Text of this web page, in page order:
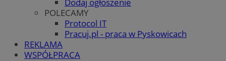
POLECAMY
Protocol IT
Pracuj.pl - praca w Pyskowicach
REKLAMA
WSPÓŁPRACA